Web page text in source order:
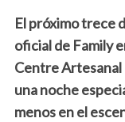
El próximo trece
oficial de Family
Centre Artesanal
una noche
menos en el